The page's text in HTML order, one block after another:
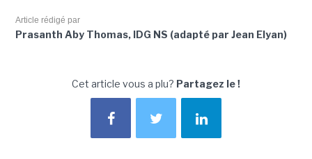
Article rédigé par
Prasanth Aby Thomas, IDG NS (adapté par Jean Elyan)
Cet article vous a plu? Partagez le !